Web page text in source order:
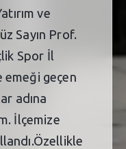
ve
Sayın Prof.
Spor İl
emeği geçen
adına
İlçemize